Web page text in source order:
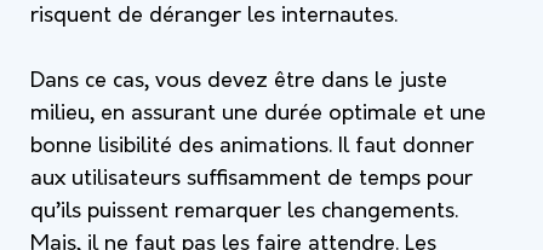
risquent de déranger les internautes.
Dans ce cas, vous devez être dans le juste
milieu, en assurant une durée optimale et une
bonne lisibilité des animations. Il faut donner
aux utilisateurs suffisamment de temps pour
qu’ils puissent remarquer les changements.
Mais, il ne faut pas les faire attendre. Les